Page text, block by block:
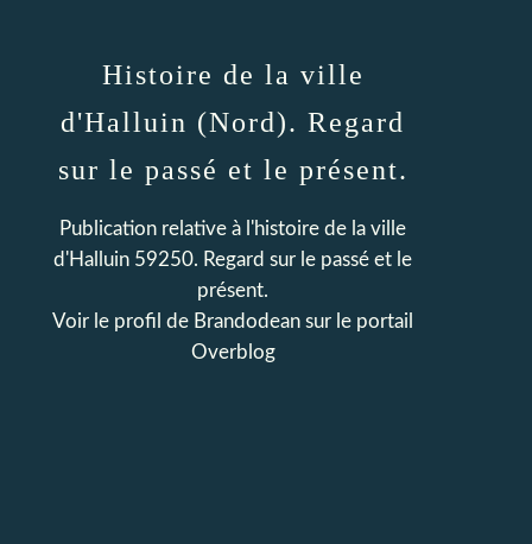
Histoire de la ville
d'Halluin (Nord). Regard
sur le passé et le présent.
Publication relative à l'histoire de la ville
d'Halluin 59250. Regard sur le passé et le
présent.
Voir le profil de Brandodean sur le portail
Overblog